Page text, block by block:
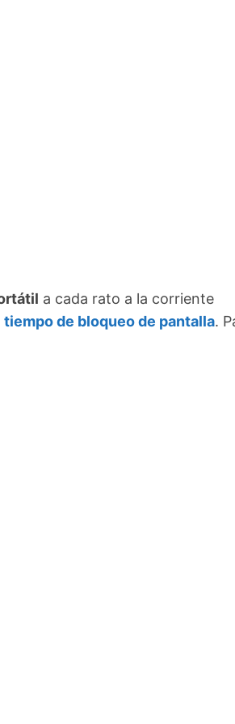
a cada rato a la corriente
tiempo de bloqueo de pantalla.